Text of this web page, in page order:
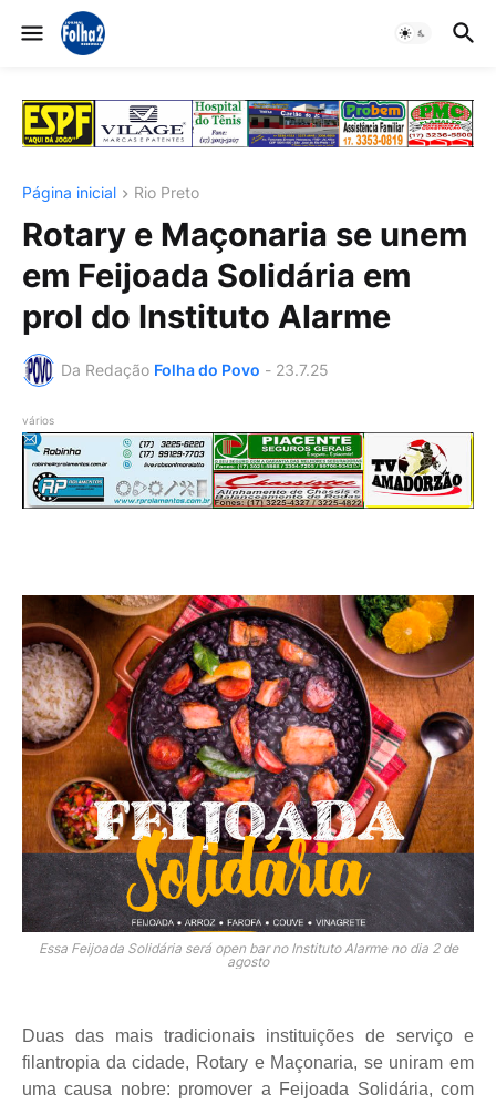
Página inicial Rio Preto
Rotary e Maçonaria se unem
em Feijoada Solidária em
prol do Instituto Alarme
Da Redação Folha do Povo - 23.7.25
vários
Essa Feijoada Solidária será open bar no Instituto Alarme no dia 2 de
agosto
Duas das mais tradicionais instituições de serviço e
filantropia da cidade, Rotary e Maçonaria, se uniram em
uma causa nobre: promover a Feijoada Solidária, com